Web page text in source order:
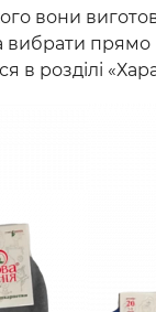
вони
вибрати прямо
в розділі